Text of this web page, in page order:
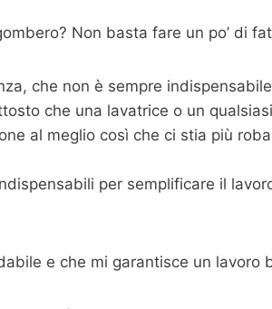
Non basta fare un po’ di
che non è sempre
che una lavatrice o un
al meglio così che ci stia più
per semplificare il
e che mi garantisce un lavoro